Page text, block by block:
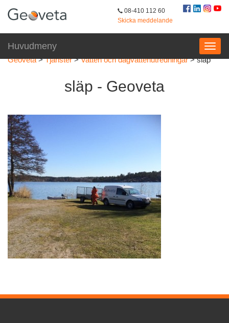
08-410 112 60
Skicka meddelande
Huvudmeny
Geoveta>Tjänster>Vatten och dagvattenutredningar>släp
släp - Geoveta